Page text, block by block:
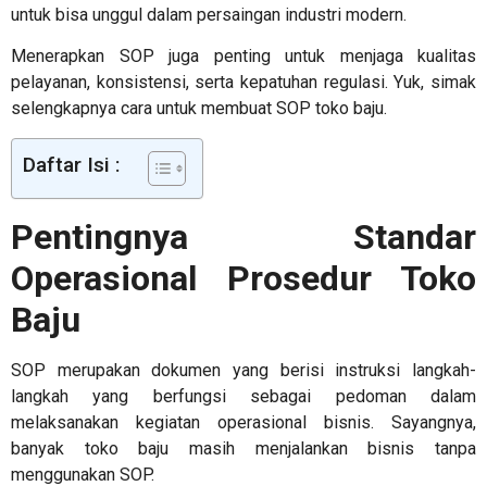
untuk bisa unggul dalam persaingan industri modern.
Menerapkan SOP juga penting untuk menjaga kualitas
pelayanan, konsistensi, serta kepatuhan regulasi. Yuk, simak
selengkapnya cara untuk membuat SOP toko baju.
Daftar Isi :
Pentingnya Standar
Operasional Prosedur Toko
Baju
SOP merupakan dokumen yang berisi instruksi langkah-
langkah yang berfungsi sebagai pedoman dalam
melaksanakan kegiatan operasional bisnis. Sayangnya,
banyak toko baju masih menjalankan bisnis tanpa
menggunakan SOP.